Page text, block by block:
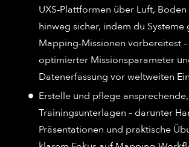
UXS‑Plattformen über Luft,
hinweg sicher, indem du Systeme
Mapping‑Missionen vorbereitest
optimierter Missionsparameter
Datenerfassung vor weltweiten
Erstelle und pflege
Trainingsunterlagen – darunter
Präsentationen und praktische